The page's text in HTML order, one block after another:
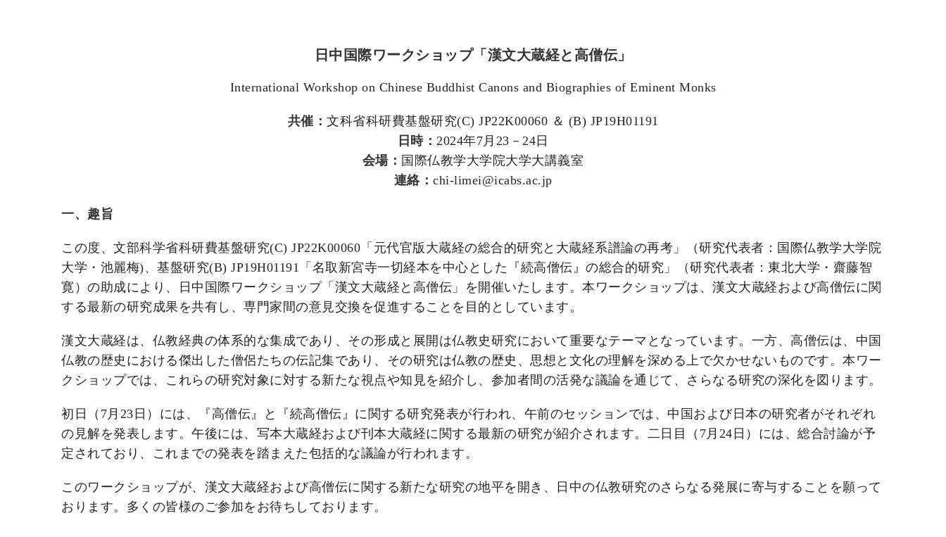
日中国際ワークショップ「漢文大蔵経と高僧伝」
International Workshop on Chinese Buddhist Canons and Biographies of Eminent Monks
共催： 文科省科研費基盤研究(C) JP22K00060 ＆ (B) JP19H01191
日時： 2024年7月23－24日
会場： 国際仏教学大学院大学大講義室
連絡： chi-limei@icabs.ac.jp
一、趣旨
この度、文部科学省科研費基盤研究(C) JP22K00060「元代官版大蔵経の総合的研究と大蔵経系譜論の再考」（研究代表者：国際仏教学大学院
大学・池麗梅)、基盤研究(B) JP19H01191「名取新宮寺一切経本を中心とした『続高僧伝』の総合的研究」（研究代表者：東北大学・齋藤智
寛）の助成により、日中国際ワークショップ「漢文大蔵経と高僧伝」を開催いたします。本ワークショップは、漢文大蔵経および高僧伝に関
する最新の研究成果を共有し、専門家間の意見交換を促進することを目的としています。
漢文大蔵経は、仏教経典の体系的な集成であり、その形成と展開は仏教史研究において重要なテーマとなっています。一方、高僧伝は、中国
仏教の歴史における傑出した僧侶たちの伝記集であり、その研究は仏教の歴史、思想と文化の理解を深める上で欠かせないものです。本ワー
クショップでは、これらの研究対象に対する新たな視点や知見を紹介し、参加者間の活発な議論を通じて、さらなる研究の深化を図ります。
初日（7月23日）には、『高僧伝』と『続高僧伝』に関する研究発表が行われ、午前のセッションでは、中国および日本の研究者がそれぞれ
の見解を発表します。午後には、写本大蔵経および刊本大蔵経に関する最新の研究が紹介されます。二日目（7月24日）には、総合討論が予
定されており、これまでの発表を踏まえた包括的な議論が行われます。
このワークショップが、漢文大蔵経および高僧伝に関する新たな研究の地平を開き、日中の仏教研究のさらなる発展に寄与することを願って
おります。多くの皆様のご参加をお待ちしております。